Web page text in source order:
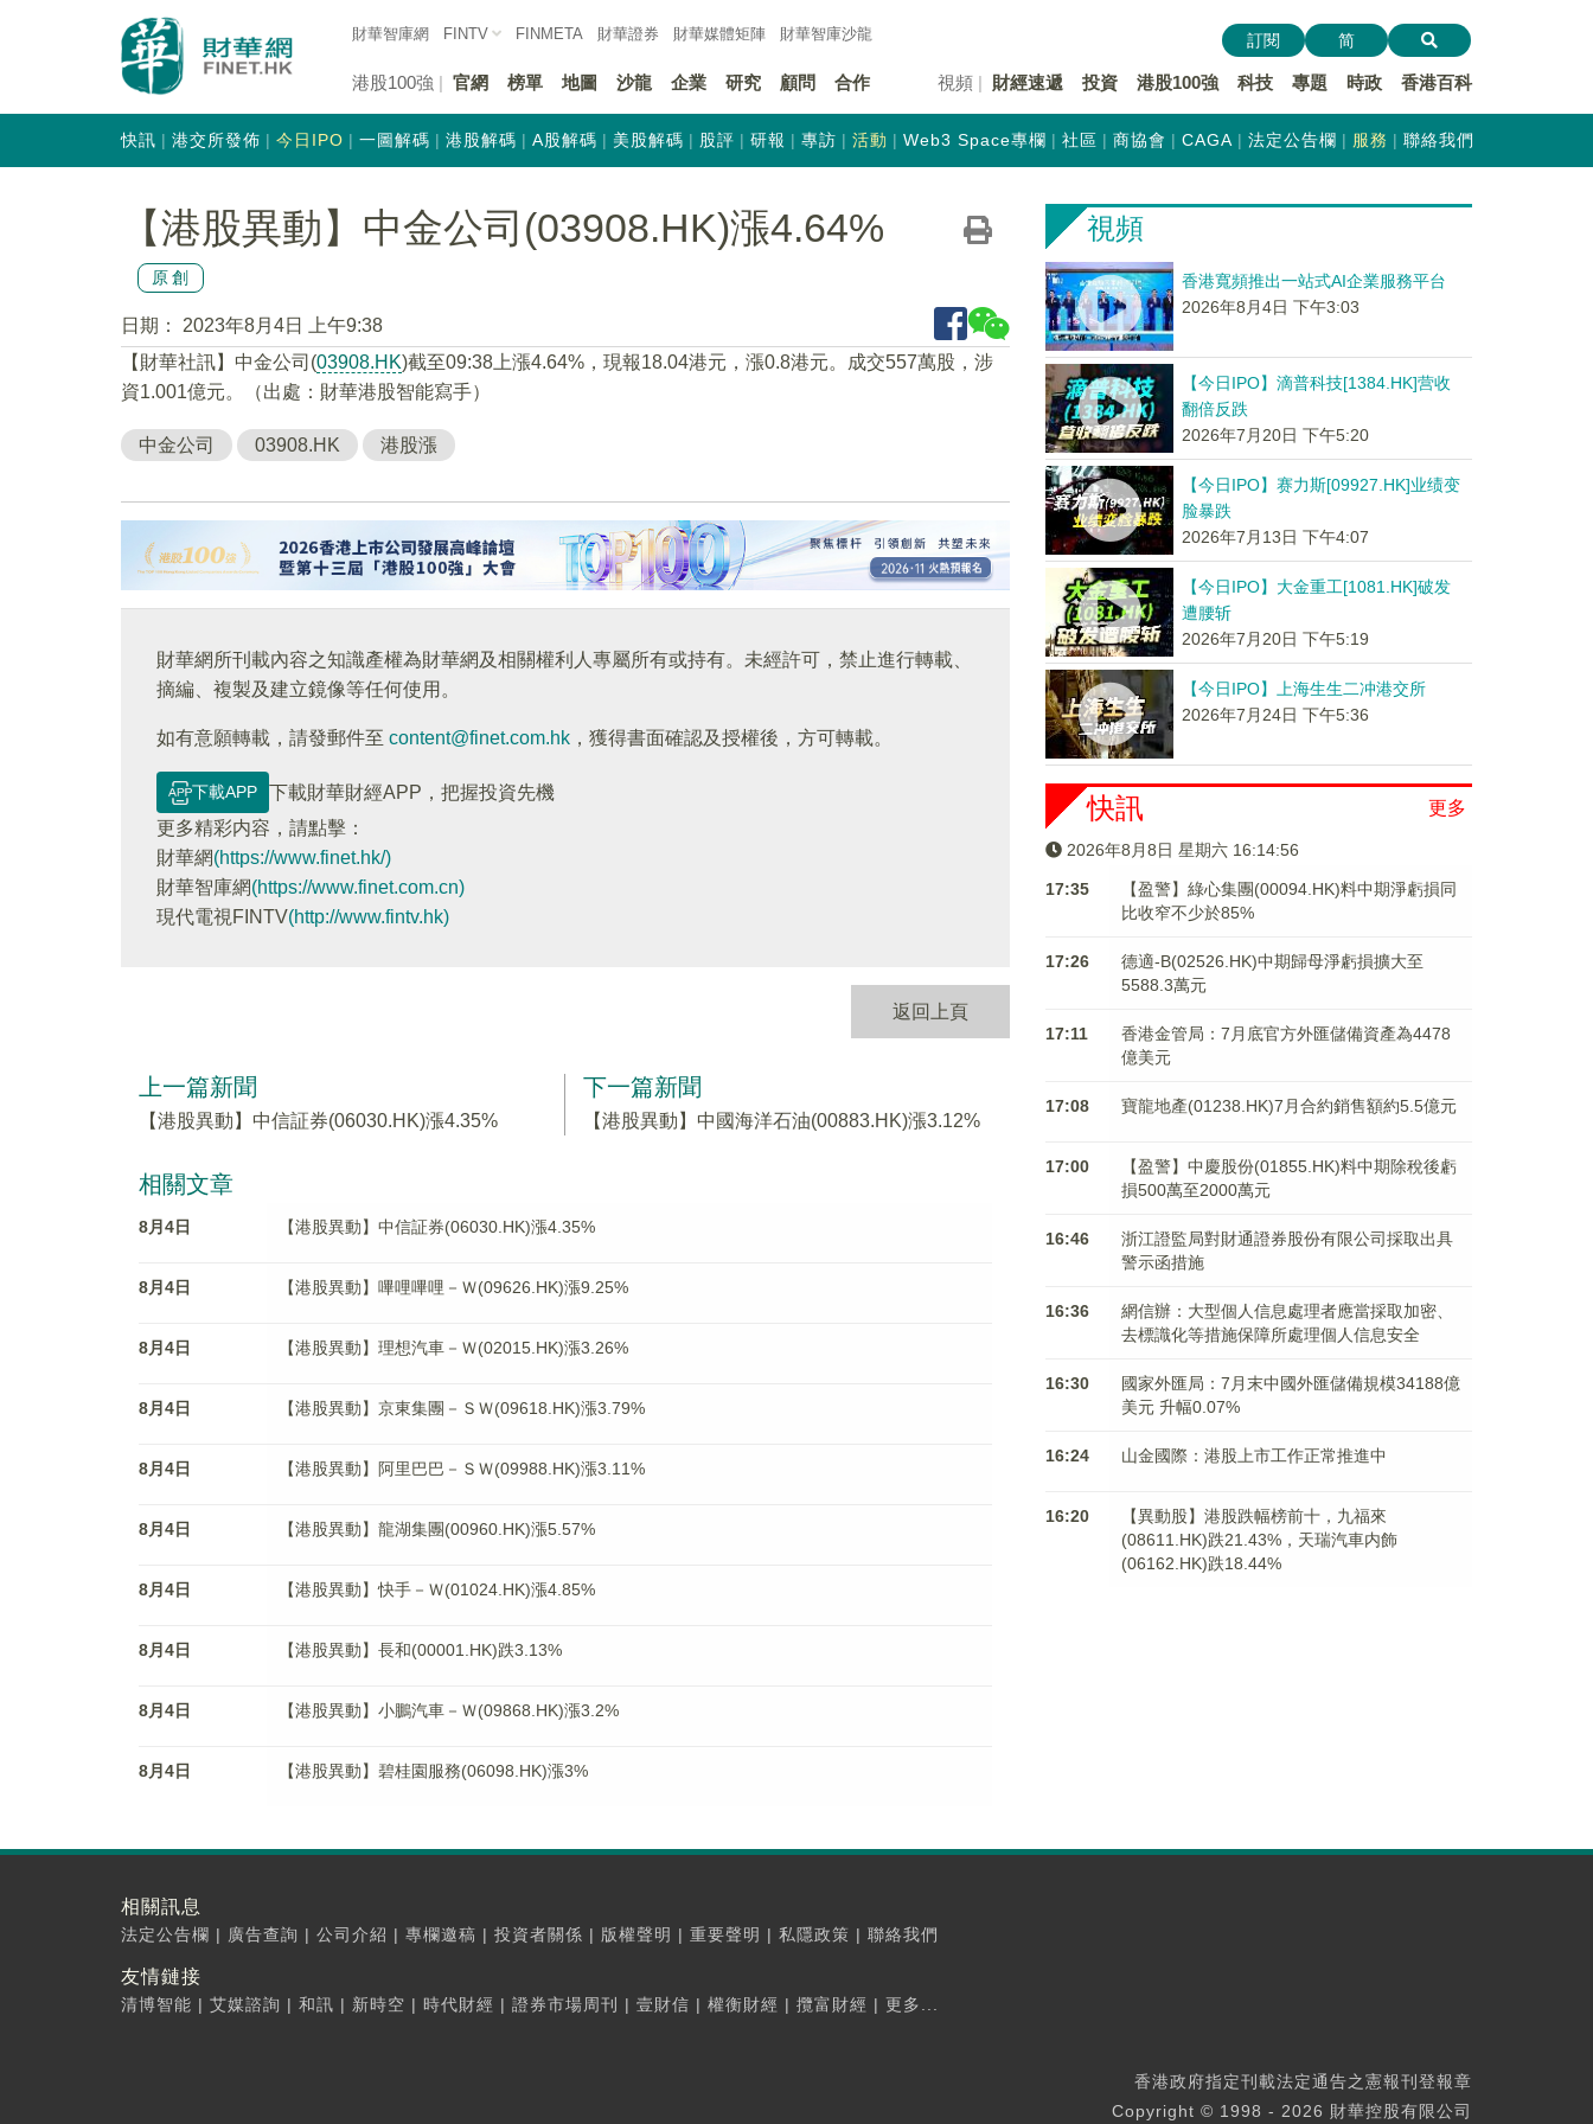
財華智庫網 FINTV FINMETA 財華證券 財華媒體矩陣 財華智庫沙龍
港股100強 官網 榜單 地圖 沙龍 企業 研究 顧問 合作 視頻 財經速遞 投資 港股100強 科技 專題 時政 香港百科
訂閱 简
快訊 港交所發佈 今日IPO 一圖解碼 港股解碼 A股解碼 美股解碼 股評 研報 專訪 活動 Web3 Space專欄 社區 商協會 CAGA 法定公告欄 服務 聯絡我們
【港股異動】中金公司(03908.HK)漲4.64%
原創
日期：
2023年8月4日 上午9:38
【財華社訊】中金公司(03908.HK)截至09:38上漲4.64%，現報18.04港元，漲0.8港元。成交557萬股，涉
資1.001億元。（出處：財華港股智能寫手）
中金公司 03908.HK 港股漲
財華網所刊載內容之知識產權為財華網及相關權利人專屬所有或持有。未經許可，禁止進行轉載、
摘編、複製及建立鏡像等任何使用。
如有意願轉載，請發郵件至 content@finet.com.hk ，獲得書面確認及授權後，方可轉載。
下載APP
下載財華財經APP，把握投資先機
更多精彩内容，請點擊：
財華網(https://www.finet.hk/)
財華智庫網(https://www.finet.com.cn)
現代電視FINTV(http://www.fintv.hk)
返回上頁
上一篇新聞
【港股異動】中信証券(06030.HK)漲4.35%
下一篇新聞
【港股異動】中國海洋石油(00883.HK)漲3.12%
相關文章
8月4日 【港股異動】中信証券(06030.HK)漲4.35%
8月4日 【港股異動】嗶哩嗶哩－Ｗ(09626.HK)漲9.25%
8月4日 【港股異動】理想汽車－Ｗ(02015.HK)漲3.26%
8月4日 【港股異動】京東集團－ＳＷ(09618.HK)漲3.79%
8月4日 【港股異動】阿里巴巴－ＳＷ(09988.HK)漲3.11%
8月4日 【港股異動】龍湖集團(00960.HK)漲5.57%
8月4日 【港股異動】快手－Ｗ(01024.HK)漲4.85%
8月4日 【港股異動】長和(00001.HK)跌3.13%
8月4日 【港股異動】小鵬汽車－Ｗ(09868.HK)漲3.2%
8月4日 【港股異動】碧桂園服務(06098.HK)漲3%
視頻
香港寬頻推出一站式AI企業服務平台
2026年8月4日 下午3:03
【今日IPO】滴普科技[1384.HK]营收
翻倍反跌
2026年7月20日 下午5:20
【今日IPO】赛力斯[09927.HK]业绩变
脸暴跌
2026年7月13日 下午4:07
【今日IPO】大金重工[1081.HK]破发
遭腰斩
2026年7月20日 下午5:19
【今日IPO】上海生生二冲港交所
2026年7月24日 下午5:36
更多
快訊
2026年8月8日 星期六 16:14:56
17:35
【盈警】綠心集團(00094.HK)料中期淨虧損同
比收窄不少於85%
17:26
德適-B(02526.HK)中期歸母淨虧損擴大至
5588.3萬元
17:11
香港金管局：7月底官方外匯儲備資產為4478
億美元
17:08 寶龍地產(01238.HK)7月合約銷售額約5.5億元
17:00
【盈警】中慶股份(01855.HK)料中期除稅後虧
損500萬至2000萬元
16:46
浙江證監局對財通證券股份有限公司採取出具
警示函措施
16:36
網信辦：大型個人信息處理者應當採取加密、
去標識化等措施保障所處理個人信息安全
16:30
國家外匯局：7月末中國外匯儲備規模34188億
美元 升幅0.07%
16:24 山金國際：港股上市工作正常推進中
16:20
【異動股】港股跌幅榜前十，九福來
(08611.HK)跌21.43%，天瑞汽車内飾
(06162.HK)跌18.44%
相關訊息
法定公告欄 | 廣告查詢 | 公司介紹 | 專欄邀稿 | 投資者關係 | 版權聲明 | 重要聲明 | 私隱政策 | 聯絡我們
友情鏈接
清博智能 | 艾媒諮詢 | 和訊 | 新時空 | 時代財經 | 證券市場周刊 | 壹財信 | 權衡財經 | 攬富財經 | 更多...
香港政府指定刊載法定通告之憲報刊登報章
Copyright © 1998 - 2026 財華控股有限公司